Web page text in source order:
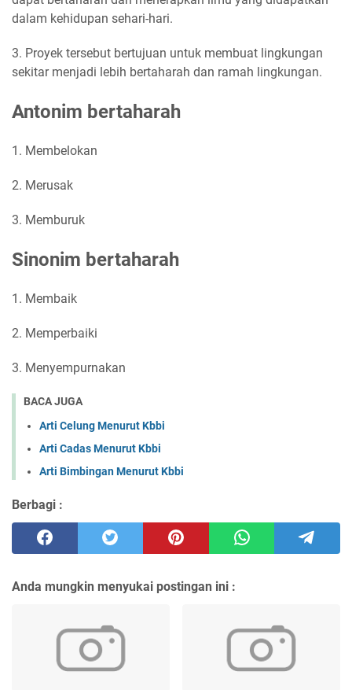
dalam kehidupan sehari-hari.
3. Proyek tersebut bertujuan untuk membuat lingkungan
sekitar menjadi lebih bertaharah dan ramah lingkungan.
Antonim bertaharah
1. Membelokan
2. Merusak
3. Memburuk
Sinonim bertaharah
1. Membaik
2. Memperbaiki
3. Menyempurnakan
BACA JUGA
Arti Celung Menurut Kbbi
Arti Cadas Menurut Kbbi
Arti Bimbingan Menurut Kbbi
Berbagi :
Anda mungkin menyukai postingan ini :